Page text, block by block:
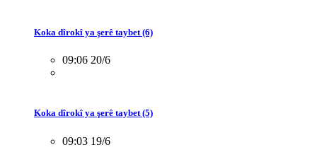
Koka dîrokî ya şerê taybet (6)
09:06 20/6
Koka dîrokî ya şerê taybet (5)
09:03 19/6